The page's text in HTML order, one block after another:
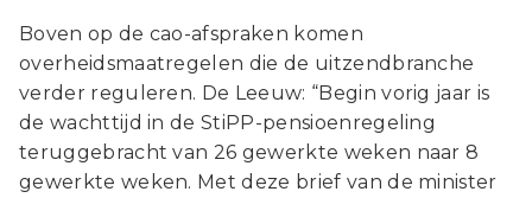
Boven op de cao-afspraken komen
overheidsmaatregelen die de uitzendbranche
verder reguleren. De Leeuw: “Begin vorig jaar is
de wachttijd in de StiPP-pensioenregeling
teruggebracht van 26 gewerkte weken naar 8
gewerkte weken. Met deze brief van de minister